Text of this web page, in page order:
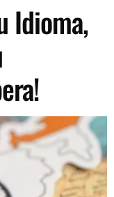
Idioma,